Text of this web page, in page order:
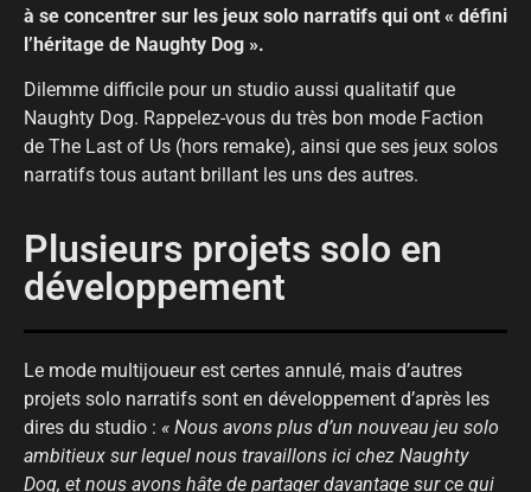
à se concentrer sur les jeux solo narratifs qui ont « défini
l’héritage de Naughty Dog ».
Dilemme difficile pour un studio aussi qualitatif que
Naughty Dog. Rappelez-vous du très bon mode Faction
de The Last of Us (hors remake), ainsi que ses jeux solos
narratifs tous autant brillant les uns des autres.
Plusieurs projets solo en
développement
Le mode multijoueur est certes annulé, mais d’autres
projets solo narratifs sont en développement d’après les
dires du studio : « Nous avons plus d’un nouveau jeu solo
ambitieux sur lequel nous travaillons ici chez Naughty
Dog, et nous avons hâte de partager davantage sur ce qui